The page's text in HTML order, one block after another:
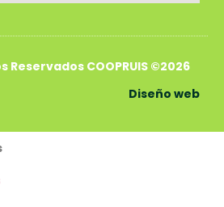
Reservados COOPRUIS ©2026
Diseño web